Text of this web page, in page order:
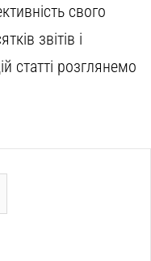
свого
звітів і
статті розглянемо